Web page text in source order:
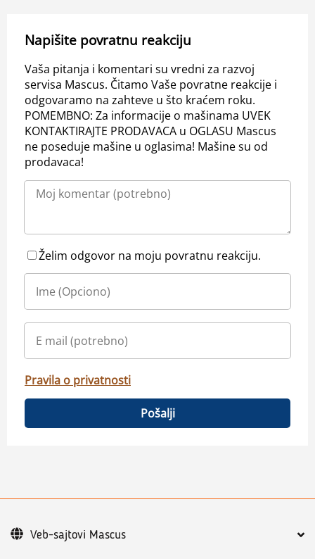
Napišite povratnu reakciju
Vaša pitanja i komentari su vredni za razvoj
servisa Mascus. Čitamo Vaše povratne reakcije i
odgovaramo na zahteve u što kraćem roku.
POMEMBNO: Za informacije o mašinama UVEK
KONTAKTIRAJTE PRODAVACA u OGLASU Mascus
ne poseduje mašine u oglasima! Mašine su od
prodavaca!
Želim odgovor na moju povratnu reakciju.
Pravila o privatnosti
Pošalji
Veb-sajtovi Mascus